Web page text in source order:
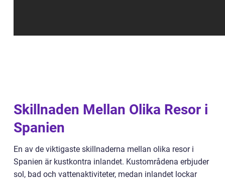
Skillnaden Mellan Olika Resor i
Spanien
En av de viktigaste skillnaderna mellan olika resor i
Spanien är kustkontra inlandet. Kustområdena erbjuder
sol, bad och vattenaktiviteter, medan inlandet lockar